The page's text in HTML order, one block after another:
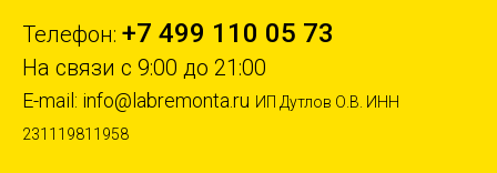
Телефон: +7 499 110 05 73
На связи с 9:00 до 21:00
E-mail: info@labremonta.ru ИП Дутлов О.В. ИНН
231119811958